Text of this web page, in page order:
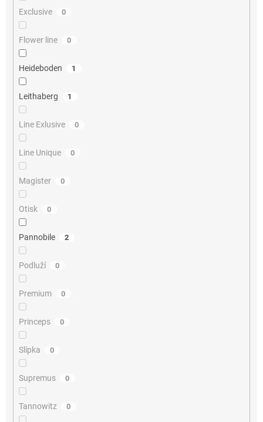
Exclusive 0
Flower line 0
Heideboden 1
Leithaberg 1
Line Exlusive 0
Line Unique 0
Magister 0
Otisk 0
Pannobile 2
Podluží 0
Premium 0
Princeps 0
Slípka 0
Supremus 0
Tannowitz 0